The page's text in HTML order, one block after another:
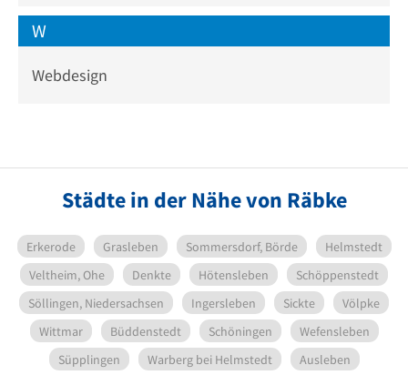
W
Webdesign
Städte in der Nähe von Räbke
Erkerode Grasleben Sommersdorf, Börde
Helmstedt
Veltheim, Ohe
Denkte Hötensleben
Schöppenstedt
Söllingen, Niedersachsen
Ingersleben Sickte
Völpke
Wittmar
Büddenstedt Schöningen
Wefensleben
Süpplingen
Warberg bei Helmstedt
Ausleben